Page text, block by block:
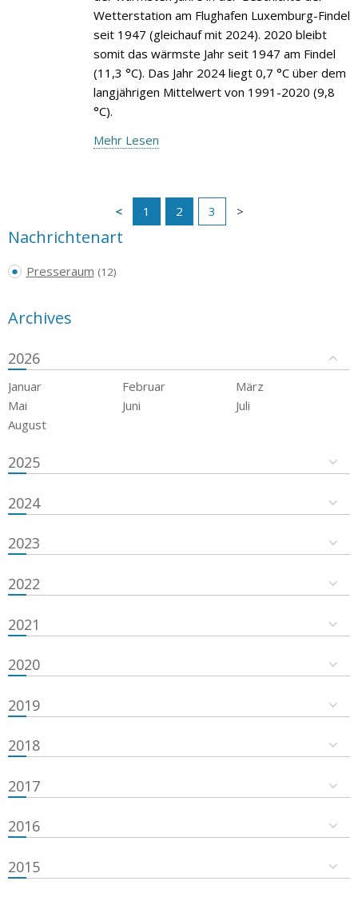
Wetterstation am Flughafen Luxemburg-Findel
seit 1947 (gleichauf mit 2024). 2020 bleibt
somit das wärmste Jahr seit 1947 am Findel
(11,3 °C). Das Jahr 2024 liegt 0,7 °C über dem
langjährigen Mittelwert von 1991-2020 (9,8
°C).
Mehr Lesen
1 2 3
Nachrichtenart
Presseraum (12)
Archives
2026
Januar Februar
März
Mai
Juni
Juli
August
2025
2024
2023
2022
2021
2020
2019
2018
2017
2016
2015